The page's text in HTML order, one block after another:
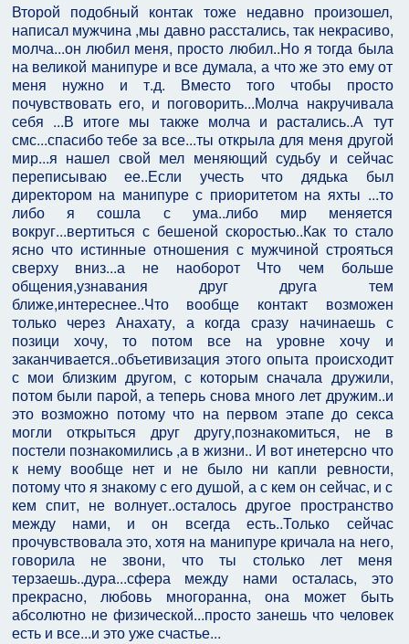
Второй подобный контак тоже недавно произошел,
написал мужчина ,мы давно расстались, так некрасиво,
молча...он любил меня, просто любил..Но я тогда была
на великой манипуре и все думала, а что же это ему от
меня нужно и т.д. Вместо того чтобы просто
почувствовать его, и поговорить...Молча накручивала
себя ...В итоге мы также молча и растались..А тут
смс...спасибо тебе за все...ты открыла для меня другой
мир...я нашел свой мел меняющий судьбу и сейчас
переписываю ее..Если учесть что дядька был
директором на манипуре с приоритетом на яхты ...то
либо я сошла с ума..либо мир меняется
вокруг...вертиться с бешеной скоростью..Как то стало
ясно что истинные отношения с мужчиной строяться
сверху вниз...а не наоборот Что чем больше
общения,узнавания друг друга тем
ближе,интереснее..Что вообще контакт возможен
только через Анахату, а когда сразу начинаешь с
позици хочу, то потом все на уровне хочу и
заканчивается..объетивизация этого опыта происходит
с мои близким другом, с которым сначала дружили,
потом были парой, а теперь снова много лет дружим..и
это возможно потому что на первом этапе до секса
могли открыться друг другу,познакомиться, не в
постели познакомились ,а в жизни.. И вот инетерсно что
к нему вообще нет и не было ни капли ревности,
потому что я знакому с его душой, а с кем он сейчас, и с
кем спит, не волнует..осталось другое пространство
между нами, и он всегда есть..Только сейчас
прочувствовала это, хотя на манипуре кричала на него,
говорила не звони, что ты столько лет меня
терзаешь..дура...сфера между нами осталась, это
прекрасно, любовь многоранна, она может быть
абсолютно не физической...просто занешь что человек
есть и все...и это уже счастье...